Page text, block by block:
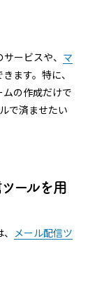
ービスや、 マ
ます。特に、
の作成だけで
で済ませたい
ールを用
メール配信ツ